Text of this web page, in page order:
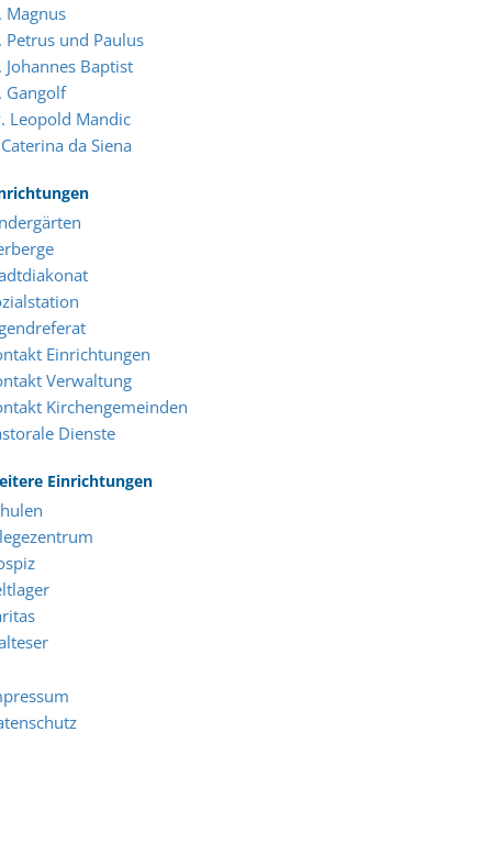
Magnus
Petrus und Paulus
Johannes Baptist
Gangolf
Leopold Mandic
da Siena
Einrichtungen
Verwaltung
Kirchengemeinden
Dienste
Einrichtungen